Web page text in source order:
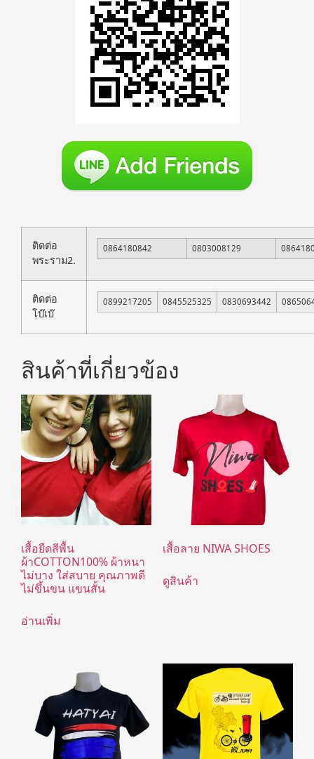
ติดต่อ
พระราม2.
0864180842 0803008129
ติดต่อ
โบ๊เบ๊
0899217205 0845525325 0830693442
สินค้าที่เกี่ยวข้อง
เสื้อยืดสีพื้น
ผ้าCOTTON100% ผ้าหนา
ไม่บาง ใส่สบาย คุณภาพดี
ไม่ขึ้นขน แขนสั้น
อ่านเพิ่ม
เสื้อลาย NIWA SHOES
ดูสินค้า